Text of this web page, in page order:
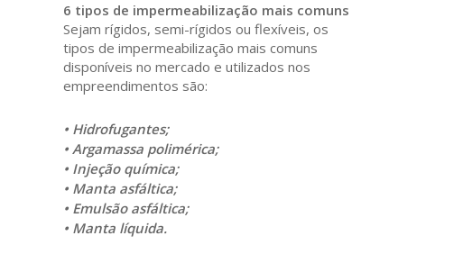
6 tipos de impermeabilização mais comuns
Sejam rígidos, semi-rígidos ou flexíveis, os
tipos de impermeabilização mais comuns
disponíveis no mercado e utilizados nos
empreendimentos são:
• Hidrofugantes;
• Argamassa polimérica;
• Injeção química;
• Manta asfáltica;
• Emulsão asfáltica;
• Manta líquida.